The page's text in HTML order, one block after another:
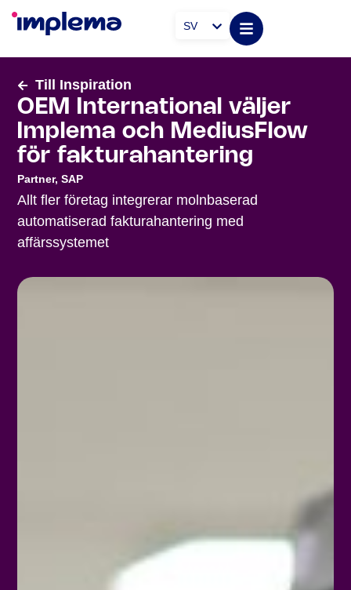
SV
Till Inspiration
OEM International väljer
Implema och MediusFlow
för fakturahantering
Partner,SAP
Allt fler företag integrerar molnbaserad
automatiserad fakturahantering med
affärssystemet